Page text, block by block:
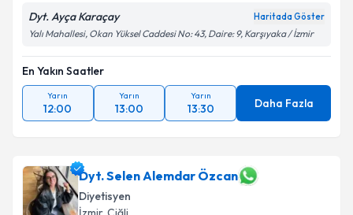
Dyt. Ayça Karaçay Haritada Göster
Yalı Mahallesi, Okan Yüksel Caddesi No: 43, Daire: 9, Karşıyaka / İzmir
En Yakın Saatler
Yarın
12:00
Yarın
13:00
Yarın
13:30 Daha Fazla
Dyt. Selen Alemdar Özcan
Diyetisyen